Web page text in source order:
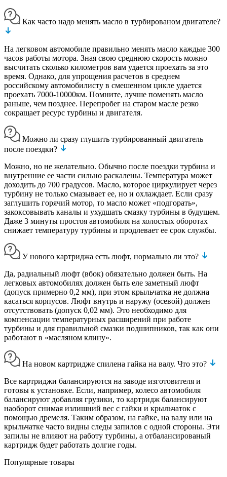
Как часто надо менять масло в турбированом двигателе?
На легковом автомобиле правильно менять масло каждые 300
часов работы мотора. Зная свою среднюю скорость можно
высчитать сколько километров вам удается проехать за это
время. Однако, для упрощения расчетов в среднем
российскому автомобилисту в смешенном цикле удается
проехать 7000-10000км. Помните, лучше поменять масло
раньше, чем позднее. Перепробег на старом масле резко
сокращает ресурс турбины и двигателя.
Можно ли сразу глушить турбированный двигатель
после поездки?
Можно, но не желательно. Обычно после поездки турбина и
внутренние ее части сильно раскалены. Температура может
доходить до 700 градусов. Масло, которое циркулирует через
турбину не только смазывает ее, но и охлаждает. Если сразу
заглушить горячий мотор, то масло может «подгорать»,
закоксовывать каналы и ухудшать смазку турбины в будущем.
Даже 3 минуты простоя автомобиля на холостых оборотах
снижает температуру турбины и продлевает ее срок службы.
У нового картриджа есть люфт, нормально ли это?
Да, радиальный люфт (вбок) обязательно должен быть. На
легковых автомобилях должен быть еле заметный люфт
(допуск примерно 0,2 мм), при этом крыльчатка не должна
касаться корпусов. Люфт внутрь и наружу (осевой) должен
отсутствовать (допуск 0,02 мм). Это необходимо для
компенсации температурных расширений при работе
турбины и для правильной смазки подшипников, так как они
работают в «масляном клину».
На новом картридже спилена гайка на валу. Что это?
Все картриджи балансируются на заводе изготовителя и
готовы к установке. Если, например, колесо автомобиля
балансируют добавляя грузики, то картридж балансируют
наоборот снимая излишний вес с гайки и крыльчаток с
помощью дремеля. Таким образом, на гайке, на валу или на
крыльчатке часто видны следы запилов с одной стороны. Эти
запилы не влияют на работу турбины, а отбалансированый
картридж будет работать долгие годы.
Популярные товары